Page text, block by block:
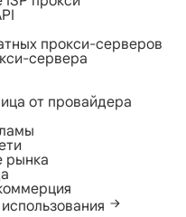
прокси-серверов
сервера
от провайдера
рынка